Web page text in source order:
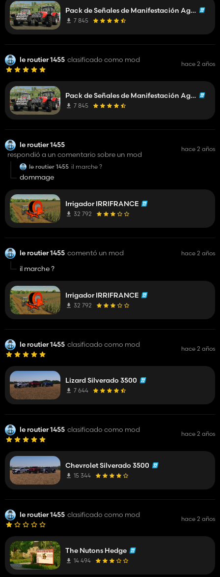
Pack de Señales de Manifestación Agrícola
7 845
le routier 1455 clasificado como mod hace 2 años
Pack de Señales de Manifestación Agrícola
7 845
le routier 1455
respondió a un comentario sobre un mod
hace 2 años
le routier 1455 il marche ?
dommage
Irrigador IRRIFRANCE
32 792
le routier 1455 comentó un mod hace 2 años
il marche ?
Irrigador IRRIFRANCE
32 792
le routier 1455 clasificado como mod hace 2 años
Lizard Silverado 3500
7 644
le routier 1455 clasificado como mod hace 2 años
Chevrolet Silverado 3500
15 344
le routier 1455 clasificado como mod hace 2 años
The Nutons Hedge
14 494